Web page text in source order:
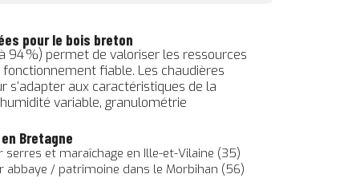
pour le bois breton
94 %) permet de valoriser les ressources
fiable. Les chaudières
s’adapter aux caractéristiques de la
variable, granulométrie
Bretagne
et maraîchage en Ille-et-Vilaine (35)
abbaye / patrimoine dans le Morbihan (56)